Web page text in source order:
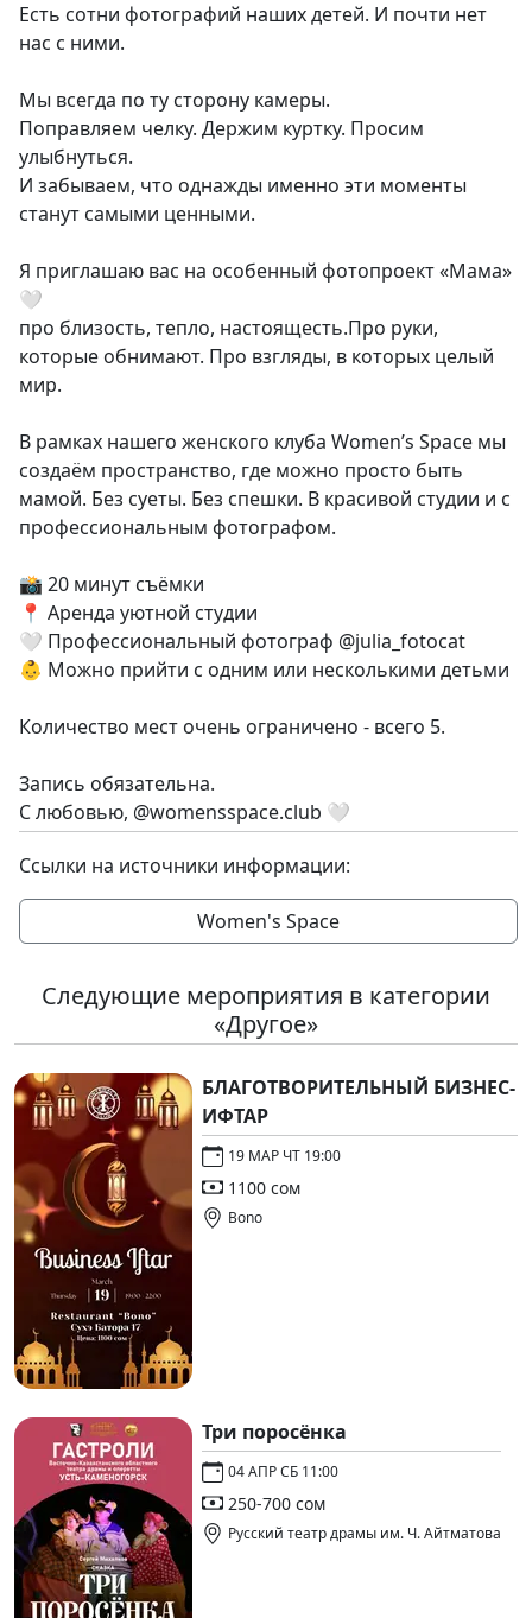
Есть сотни фотографий наших детей. И почти нет
нас с ними.
Мы всегда по ту сторону камеры.
Поправляем челку. Держим куртку. Просим
улыбнуться.
И забываем, что однажды именно эти моменты
станут самыми ценными.
Я приглашаю вас на особенный фотопроект «Мама»
🤍
про близость, тепло, настоящесть.Про руки,
которые обнимают. Про взгляды, в которых целый
мир.
В рамках нашего женского клуба Women’s Space мы
создаём пространство, где можно просто быть
мамой. Без суеты. Без спешки. В красивой студии и с
профессиональным фотографом.
📸 20 минут съёмки
📍 Аренда уютной студии
🤍 Профессиональный фотограф @julia_fotocat
👶 Можно прийти с одним или несколькими детьми
Количество мест очень ограничено - всего 5.
Запись обязательна.
С любовью, @womensspace.club 🤍
Ссылки на источники информации:
Women's Space
Следующие мероприятия в категории
«Другое»
БЛАГОТВОРИТЕЛЬНЫЙ БИЗНЕС-
ИФТАР
19 МАР ЧТ 19:00
1100 сом
Bono
Три поросёнка
04 АПР СБ 11:00
250-700 сом
Русский театр драмы им. Ч. Айтматова